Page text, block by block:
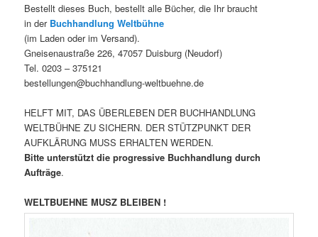
Bestellt dieses Buch, bestellt alle Bücher, die Ihr braucht
in der Buchhandlung Weltbühne
(im Laden oder im Versand).
Gneisenaustraße 226, 47057 Duisburg (Neudorf)
Tel. 0203 – 375121
bestellungen@buchhandlung-weltbuehne.de
HELFT MIT, DAS ÜBERLEBEN DER BUCHHANDLUNG
WELTBÜHNE ZU SICHERN. DER STÜTZPUNKT DER
AUFKLÄRUNG MUSS ERHALTEN WERDEN.
Bitte unterstützt die progressive Buchhandlung durch
Aufträge.
WELTBUEHNE MUSZ BLEIBEN !